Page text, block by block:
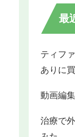
最
ティフ
ありに
動画編
治療で